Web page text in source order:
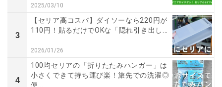
2025/03/10
3
【セリア高コスパ】ダイソーなら220円が
110円！貼るだけでOKな「隠れ引き出し...
2026/01/26
4
100均セリアの「折りたたみハンガー」は
小さくできて持ち運び楽！旅先での洗濯◎
便...